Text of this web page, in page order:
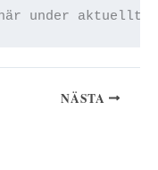
under aktuellt
NÄSTA